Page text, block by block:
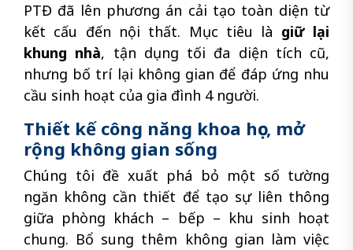
PTĐ đã lên phương án cải tạo toàn diện từ
kết cấu đến nội thất. Mục tiêu là giữ lại
khung nhà, tận dụng tối đa diện tích cũ,
nhưng bố trí lại không gian để đáp ứng nhu
cầu sinh hoạt của gia đình 4 người.
Thiết kế công năng khoa học, mở
rộng không gian sống
Chúng tôi đề xuất phá bỏ một số tường
ngăn không cần thiết để tạo sự liên thông
giữa phòng khách – bếp – khu sinh hoạt
chung. Bổ sung thêm không gian làm việc